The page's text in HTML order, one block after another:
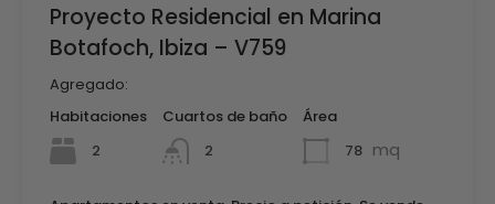
Proyecto Residencial en Marina
Botafoch, Ibiza – V759
Agregado:
Habitaciones
2
Cuartos de baño
2
Área
78 mq